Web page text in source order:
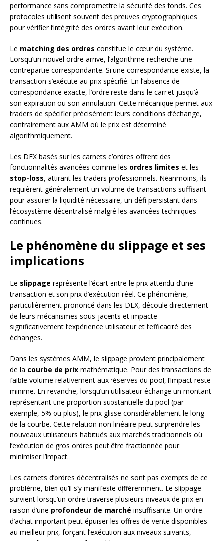
performance sans compromettre la sécurité des fonds. Ces
protocoles utilisent souvent des preuves cryptographiques
pour vérifier l’intégrité des ordres avant leur exécution.
Le matching des ordres constitue le cœur du système.
Lorsqu’un nouvel ordre arrive, l’algorithme recherche une
contrepartie correspondante. Si une correspondance existe, la
transaction s’exécute au prix spécifié. En l’absence de
correspondance exacte, l’ordre reste dans le carnet jusqu’à
son expiration ou son annulation. Cette mécanique permet aux
traders de spécifier précisément leurs conditions d’échange,
contrairement aux AMM où le prix est déterminé
algorithmiquement.
Les DEX basés sur les carnets d’ordres offrent des
fonctionnalités avancées comme les ordres limites et les
stop-loss, attirant les traders professionnels. Néanmoins, ils
requièrent généralement un volume de transactions suffisant
pour assurer la liquidité nécessaire, un défi persistant dans
l’écosystème décentralisé malgré les avancées techniques
continues.
Le phénomène du slippage et ses
implications
Le slippage représente l’écart entre le prix attendu d’une
transaction et son prix d’exécution réel. Ce phénomène,
particulièrement prononcé dans les DEX, découle directement
de leurs mécanismes sous-jacents et impacte
significativement l’expérience utilisateur et l’efficacité des
échanges.
Dans les systèmes AMM, le slippage provient principalement
de la courbe de prix mathématique. Pour des transactions de
faible volume relativement aux réserves du pool, l’impact reste
minime. En revanche, lorsqu’un utilisateur échange un montant
représentant une proportion substantielle du pool (par
exemple, 5% ou plus), le prix glisse considérablement le long
de la courbe. Cette relation non-linéaire peut surprendre les
nouveaux utilisateurs habitués aux marchés traditionnels où
l’exécution de gros ordres peut être fractionnée pour
minimiser l’impact.
Les carnets d’ordres décentralisés ne sont pas exempts de ce
problème, bien qu’il s’y manifeste différemment. Le slippage
survient lorsqu’un ordre traverse plusieurs niveaux de prix en
raison d’une profondeur de marché insuffisante. Un ordre
d’achat important peut épuiser les offres de vente disponibles
au meilleur prix, forçant l’exécution aux niveaux suivants,